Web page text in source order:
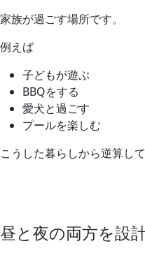
家族が過ごす場所です。
例えば
子どもが遊ぶ
BBQをする
愛犬と過ごす
プールを楽しむ
こうした暮らしから逆算して
昼と夜の両方を設